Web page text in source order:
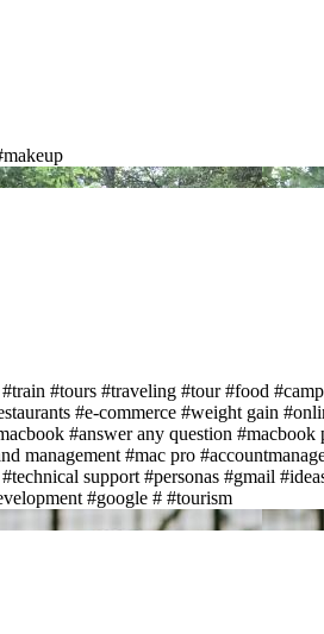
#train #tours #traveling #tour #food
#e-commerce #weight gain
#answer any question #macbook
management #mac pro
#technical support #personas #gmail
#google # #tourism